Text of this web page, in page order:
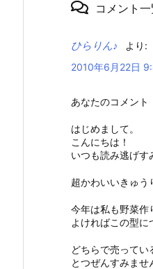
コメント一
ひらりん♪
より:
2010年6月22日
あなたのコメント
はじめまして。
こんにちは！
いつも読み逃げす
超かわいいきゅう
今年は私も野菜作
よければこの型に
どちらで売ってい
とつぜんすみませ